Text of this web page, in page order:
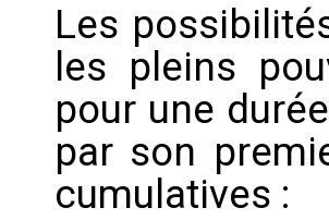
Les
les pleins
pour une
par son
cumulatives :